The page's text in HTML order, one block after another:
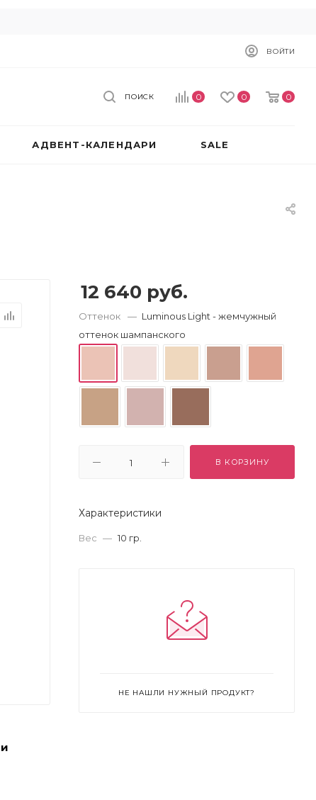
ВОЙТИ
0 0 0
ПОИСК
АДВЕНТ-КАЛЕНДАРИ SALE
12 640 руб.
Оттенок — Luminous Light - жемчужный
оттенок шампанского
В КОРЗИНУ
Характеристики
Вес — 10 гр.
НЕ НАШЛИ НУЖНЫЙ ПРОДУКТ?